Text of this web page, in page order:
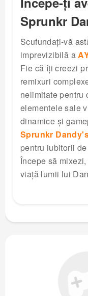
Sprunkr
Scufundați-vă
imprevizibilă a
Fie că îți creezi
remixuri
nelimitate pentru
elementele sale
dinamice și
Sprunkr
pentru iubitorii
Începe să
viață lumii lui